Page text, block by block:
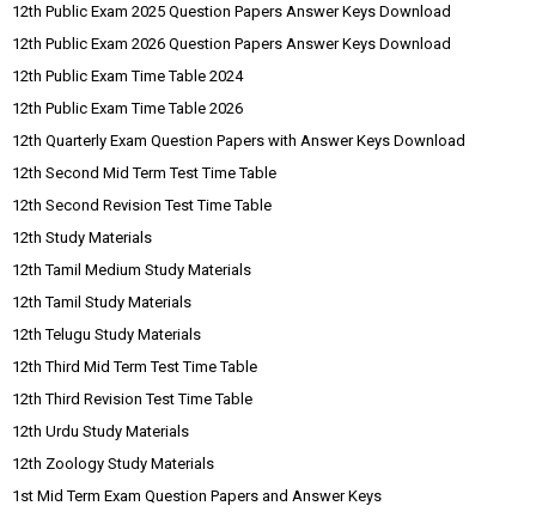
12th Public Exam 2025 Question Papers Answer Keys Download
12th Public Exam 2026 Question Papers Answer Keys Download
12th Public Exam Time Table 2024
12th Public Exam Time Table 2026
12th Quarterly Exam Question Papers with Answer Keys Download
12th Second Mid Term Test Time Table
12th Second Revision Test Time Table
12th Study Materials
12th Tamil Medium Study Materials
12th Tamil Study Materials
12th Telugu Study Materials
12th Third Mid Term Test Time Table
12th Third Revision Test Time Table
12th Urdu Study Materials
12th Zoology Study Materials
1st Mid Term Exam Question Papers and Answer Keys